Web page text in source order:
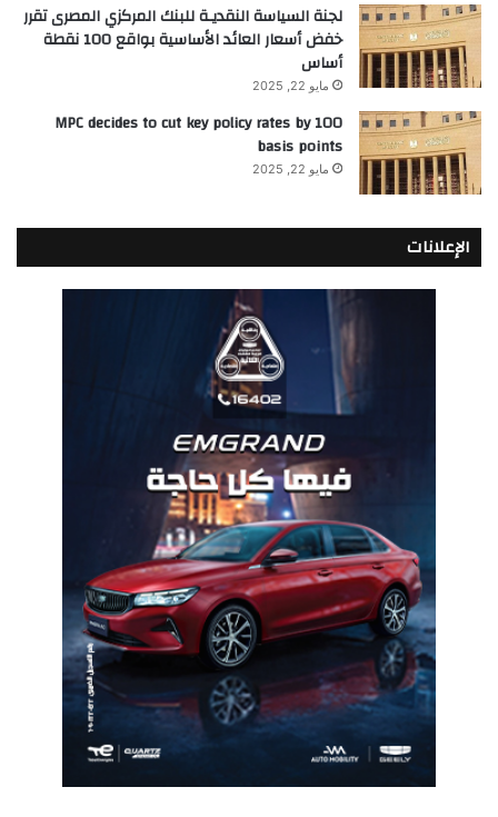
لجنة السياسة النقديـة للبنك المركزي المصرى تقرر
خفض أسعار العائد الأساسية بواقع 100 نقطة
أساس
مايو 22, 2025
MPC decides to cut key policy rates by 100
basis points
مايو 22, 2025
الإعلانات